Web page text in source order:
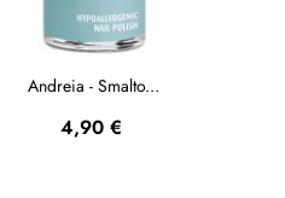
Andreia - Smalto...
Prezzo
4,90 €